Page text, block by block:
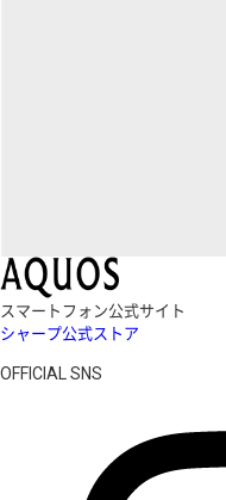
スマートフォン公式サイト
シャープ公式ストア
OFFICIAL SNS